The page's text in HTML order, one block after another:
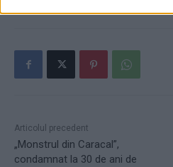
Articolul precedent
„Monstrul din Caracal”,
condamnat la 30 de ani de